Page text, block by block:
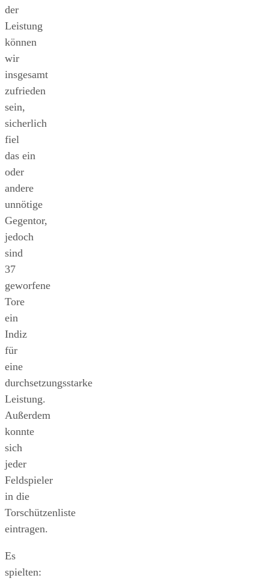
der
Leistung
können
wir
insgesamt
zufrieden
sein,
sicherlich
fiel
das ein
oder
andere
unnötige
Gegentor,
jedoch
sind
37
geworfene
Tore
ein
Indiz
für
eine
durchsetzungsstarke
Leistung.
Außerdem
konnte
sich
jeder
Feldspieler
in die
Torschützenliste
eintragen.
Es
spielten: